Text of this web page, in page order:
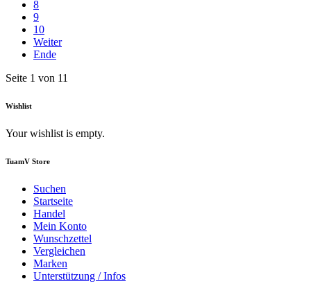
8
9
10
Weiter
Ende
Seite 1 von 11
Wishlist
Your wishlist is empty.
TuamV Store
Suchen
Startseite
Handel
Mein Konto
Wunschzettel
Vergleichen
Marken
Unterstützung / Infos